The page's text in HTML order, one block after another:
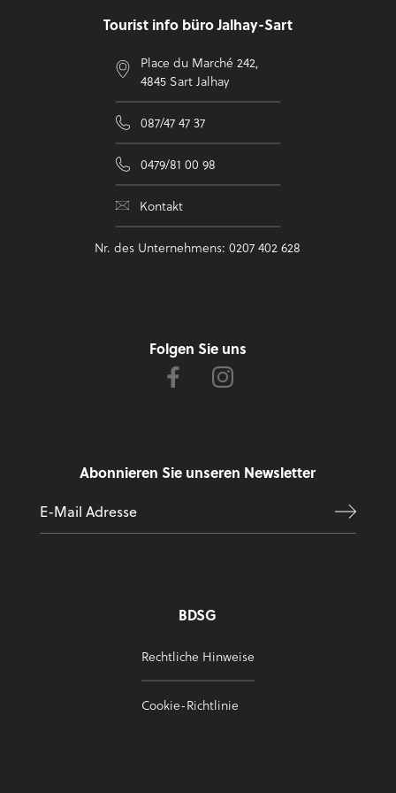
Tourist info büro Jalhay-Sart
Place du Marché 242,
4845 Sart Jalhay
087/47 47 37
0479/81 00 98
Kontakt
Nr. des Unternehmens: 0207 402 628
Folgen Sie uns
Abonnieren Sie unseren Newsletter
BDSG
Rechtliche Hinweise
Cookie-Richtlinie